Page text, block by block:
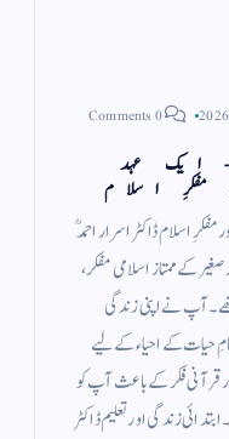
0 Comments
ایک عہد
اسلام
اسلام ڈاکٹر اسرار احمدؒ
– 14 اپریل 2010ء) برصغیر کے ممتاز اسلامی مفکر،
آپ نے اپنی زندگی
حیات کے احیاء کے لیے
قرآنی فکر کے باعث آپ کو
زندگی اور تعلیم ڈاکٹر